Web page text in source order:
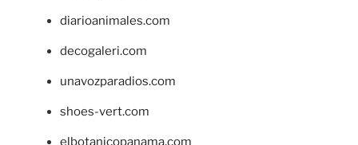
diarioanimales.com
decogaleri.com
unavozparadios.com
shoes-vert.com
elbotanicopanama.com